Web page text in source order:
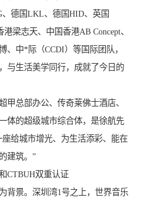
、德国LKL、德国HID、英国
梁志天、中国香港AB Concept、
、中*际（CCDI）等国际团队，
与生活美学同行，成就了今日的
甲总部办公、传奇莱佛士酒店、
体的超级城市综合体，是徐航先
座给城市增光、为生活添彩、能在
建筑。”
CTBUH双重认证
背景。深圳湾1号之上，世界音乐